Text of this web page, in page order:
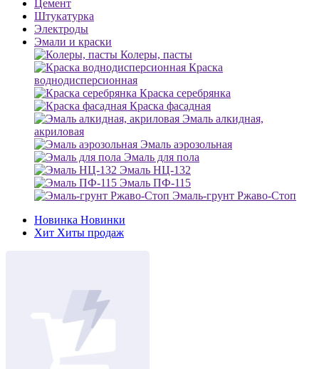
Цемент
Штукатурка
Электроды
Эмали и краски
Колеры, пасты
Краска
воднодисперсионная
Краска серебрянка
Краска фасадная
Эмаль алкидная,
акриловая
Эмаль аэрозольная
Эмаль для пола
Эмаль НЦ-132
Эмаль ПФ-115
Эмаль-грунт Ржаво-Стоп
Новинка Новинки
Хит Хиты продаж